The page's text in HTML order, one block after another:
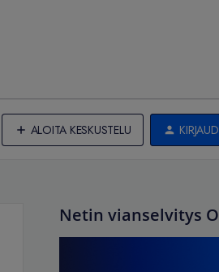
ALOITA KESKUSTELU
Netin vianselvitys